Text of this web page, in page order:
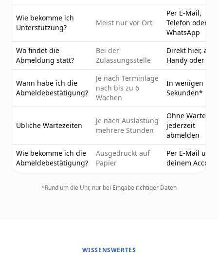
Wie bekomme ich
Unterstützung?
Meist nur vor Ort
Per E-Mail,
Telefon oder
WhatsApp
Wo findet die
Abmeldung statt?
Bei der
Zulassungsstelle
Direkt hier, am
Handy oder PC
Wann habe ich die
Abmeldebestätigung?
Je nach Terminlage
nach bis zu 6
Wochen
In wenigen
Sekunden*
Übliche Wartezeiten
Je nach Auslastung
mehrere Stunden
Ohne Wartezeit
jederzeit
abmelden
Wie bekomme ich die
Abmeldebestätigung?
Ausgedruckt auf
Papier
Per E-Mail und
deinem
*Rund um die Uhr, nur bei Eingabe richtiger Daten
WISSENSWERTES